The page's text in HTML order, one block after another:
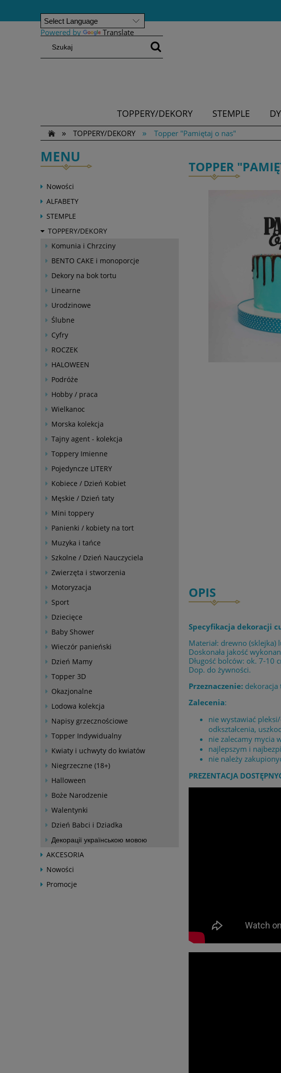
Powered by Translate
TOPPERY/DEKORY STEMPLE
»
TOPPERY/DEKORY » Topper "Pamiętaj o nas"
MENU
Nowości
ALFABETY
STEMPLE
TOPPERY/DEKORY
Komunia i Chrzciny
BENTO CAKE i monoporcje
Dekory na bok tortu
Linearne
Urodzinowe
Ślubne
Cyfry
ROCZEK
HALOWEEN
Podróże
Hobby / praca
Wielkanoc
Morska kolekcja
Tajny agent - kolekcja
Toppery Imienne
Pojedyncze LITERY
Kobiece / Dzień Kobiet
Męskie / Dzień taty
Mini toppery
Panienki / kobiety na tort
Muzyka i tańce
Szkolne / Dzień Nauczyciela
Zwierzęta i stworzenia
Motoryzacja
Sport
Dziecięce
Baby Shower
Wieczór panieński
Dzień Mamy
Topper 3D
Okazjonalne
Lodowa kolekcja
Napisy grzecznościowe
Topper Indywidualny
Kwiaty i uchwyty do kwiatów
Niegrzeczne (18+)
Halloween
Boże Narodzenie
Walentynki
Dzień Babci i Dziadka
Декорації українською мовою
AKCESORIA
Nowości
Promocje
TOPPER
OPIS
Specyfikacja dekoracji
Materiał: drewno
Doskonała jakość
Długość bolców: ok. 7-10
Dop. do żywności.
Przeznaczenie: dekoracja
Zalecenia:
nie wystawiać
odkształcenia,
nie zalecamy mycia
najlepszym i
nie należy
PREZENTACJA